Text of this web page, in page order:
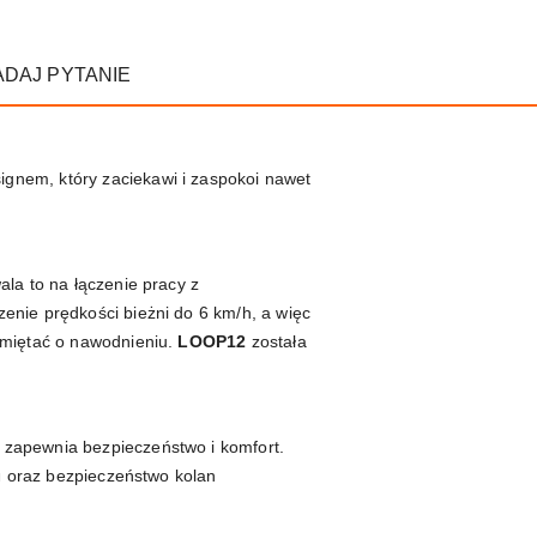
PYTANIE
który zaciekawi i zaspokoi nawet
to na łączenie pracy z
prędkości bieżni do 6 km/h, a więc
o nawodnieniu. LOOP12 została
bezpieczeństwo i komfort.
bezpieczeństwo kolan